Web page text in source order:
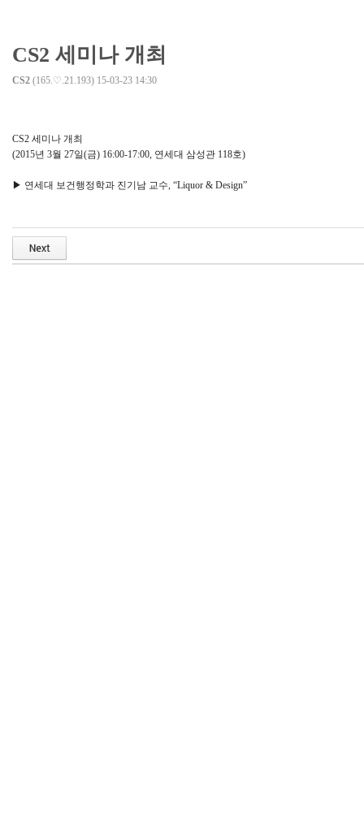
CS2 세미나 개최
CS2 (165.♡.21.193) 15-03-23 14:30
CS2 세미나 개최
(2015년 3월 27일(금) 16:00-17:00, 연세대 삼성관 118호)
▶ 연세대 보건행정학과 진기남 교수, “Liquor & Design”